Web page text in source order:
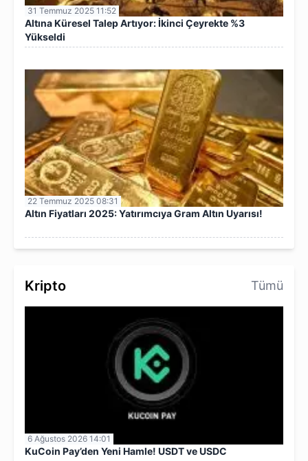
31 Temmuz 2025 11:52
Altına Küresel Talep Artıyor: İkinci Çeyrekte %3
Yükseldi
22 Temmuz 2025 08:31
Altın Fiyatları 2025: Yatırımcıya Gram Altın Uyarısı!
Kripto Tümü
6 Ağustos 2026 14:01
KuCoin Pay’den Yeni Hamle! USDT ve USDC